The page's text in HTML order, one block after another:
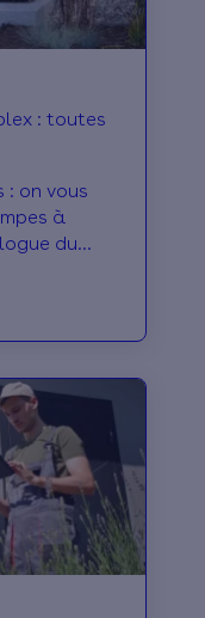
: toutes
on vous
à
du